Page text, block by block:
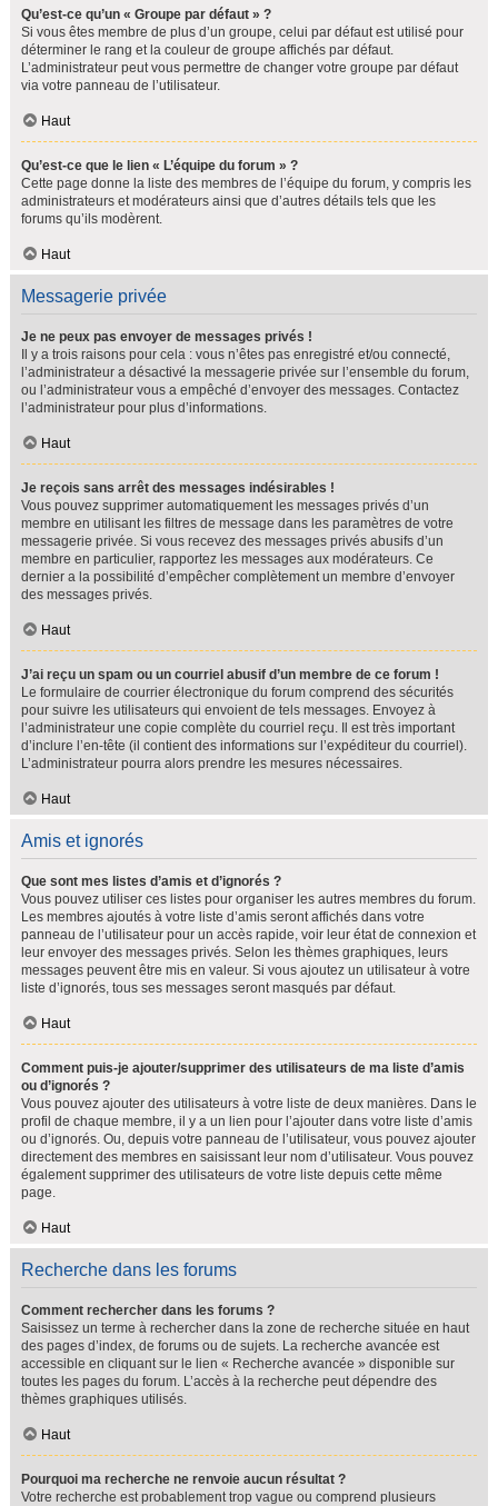
Qu’est-ce qu’un « Groupe par défaut » ?
Si vous êtes membre de plus d’un groupe, celui par défaut est utilisé pour
déterminer le rang et la couleur de groupe affichés par défaut.
L’administrateur peut vous permettre de changer votre groupe par défaut
via votre panneau de l’utilisateur.
Haut
Qu’est-ce que le lien « L’équipe du forum » ?
Cette page donne la liste des membres de l’équipe du forum, y compris les
administrateurs et modérateurs ainsi que d’autres détails tels que les
forums qu’ils modèrent.
Haut
Messagerie privée
Je ne peux pas envoyer de messages privés !
Il y a trois raisons pour cela : vous n’êtes pas enregistré et/ou connecté,
l’administrateur a désactivé la messagerie privée sur l’ensemble du forum,
ou l’administrateur vous a empêché d’envoyer des messages. Contactez
l’administrateur pour plus d’informations.
Haut
Je reçois sans arrêt des messages indésirables !
Vous pouvez supprimer automatiquement les messages privés d’un
membre en utilisant les filtres de message dans les paramètres de votre
messagerie privée. Si vous recevez des messages privés abusifs d’un
membre en particulier, rapportez les messages aux modérateurs. Ce
dernier a la possibilité d’empêcher complètement un membre d’envoyer
des messages privés.
Haut
J’ai reçu un spam ou un courriel abusif d’un membre de ce forum !
Le formulaire de courrier électronique du forum comprend des sécurités
pour suivre les utilisateurs qui envoient de tels messages. Envoyez à
l’administrateur une copie complète du courriel reçu. Il est très important
d’inclure l’en-tête (il contient des informations sur l’expéditeur du courriel).
L’administrateur pourra alors prendre les mesures nécessaires.
Haut
Amis et ignorés
Que sont mes listes d’amis et d’ignorés ?
Vous pouvez utiliser ces listes pour organiser les autres membres du forum.
Les membres ajoutés à votre liste d’amis seront affichés dans votre
panneau de l’utilisateur pour un accès rapide, voir leur état de connexion et
leur envoyer des messages privés. Selon les thèmes graphiques, leurs
messages peuvent être mis en valeur. Si vous ajoutez un utilisateur à votre
liste d’ignorés, tous ses messages seront masqués par défaut.
Haut
Comment puis-je ajouter/supprimer des utilisateurs de ma liste d’amis
ou d’ignorés ?
Vous pouvez ajouter des utilisateurs à votre liste de deux manières. Dans le
profil de chaque membre, il y a un lien pour l’ajouter dans votre liste d’amis
ou d’ignorés. Ou, depuis votre panneau de l’utilisateur, vous pouvez ajouter
directement des membres en saisissant leur nom d’utilisateur. Vous pouvez
également supprimer des utilisateurs de votre liste depuis cette même
page.
Haut
Recherche dans les forums
Comment rechercher dans les forums ?
Saisissez un terme à rechercher dans la zone de recherche située en haut
des pages d’index, de forums ou de sujets. La recherche avancée est
accessible en cliquant sur le lien « Recherche avancée » disponible sur
toutes les pages du forum. L’accès à la recherche peut dépendre des
thèmes graphiques utilisés.
Haut
Pourquoi ma recherche ne renvoie aucun résultat ?
Votre recherche est probablement trop vague ou comprend plusieurs